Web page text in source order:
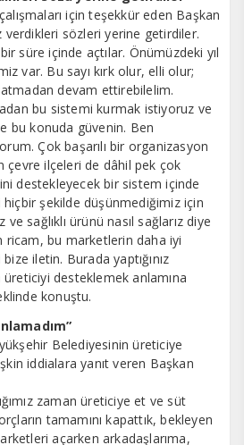
için teşekkür eden Başkan
verdikleri sözleri yerine getirdiler.
süre içinde açtılar. Önümüzdeki yıl
var. Bu sayı kırk olur, elli olur;
devam ettirebilelim.
bu sistemi kurmak istiyoruz ve
bu konuda güvenin. Ben
Çok başarılı bir organizasyon
çevre ilçeleri de dâhil pek çok
destekleyecek bir sistem içinde
hiçbir şekilde düşünmediğimiz için
sağlıklı ürünü nasıl sağlarız diye
ricam, bu marketlerin daha iyi
iletin. Burada yaptığınız
desteklemek anlamına
konuştu.
Belediyesinin üreticiye
iddialara yanıt veren Başkan
zaman üreticiye et ve süt
tamamını kapattık, bekleyen
açarken arkadaşlarıma,